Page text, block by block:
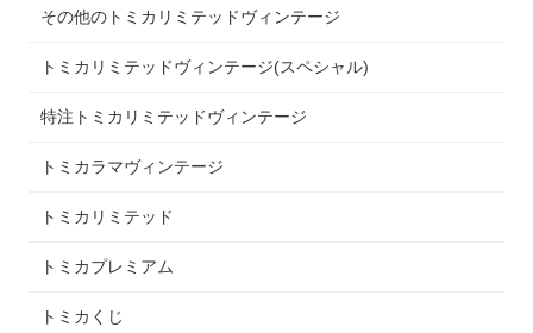
その他のトミカリミテッドヴィンテージ
トミカリミテッドヴィンテージ(スペシャル)
特注トミカリミテッドヴィンテージ
トミカラマヴィンテージ
トミカリミテッド
トミカプレミアム
トミカくじ